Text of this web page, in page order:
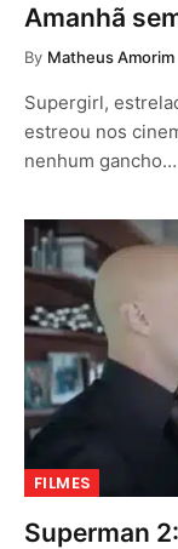
Amanhã
By Matheus Amorim
Supergirl,
estreou nos
nenhum gancho…
FILMES
Superman